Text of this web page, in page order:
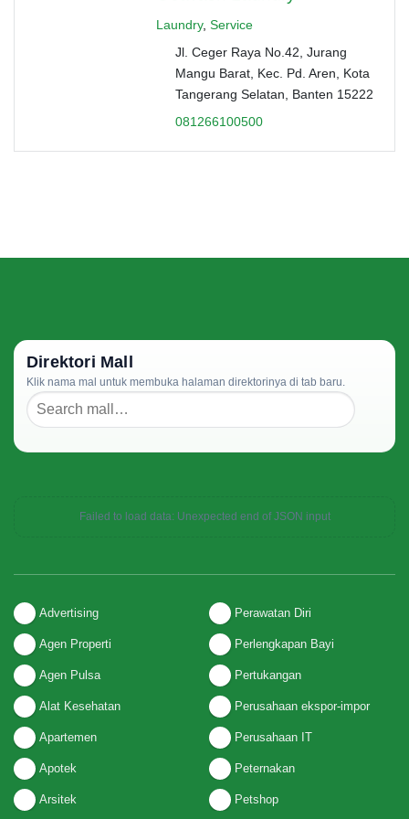
Laundry, Service
Jl. Ceger Raya No.42, Jurang
Mangu Barat, Kec. Pd. Aren, Kota
Tangerang Selatan, Banten 15222
081266100500
Direktori Mall
Klik nama mal untuk membuka halaman direktorinya di tab baru.
Failed to load data: Unexpected end of JSON input
Advertising
Agen Properti
Agen Pulsa
Alat Kesehatan
Apartemen
Apotek
Arsitek
Perawatan Diri
Perlengkapan Bayi
Pertukangan
Perusahaan ekspor-impor
Perusahaan IT
Peternakan
Petshop